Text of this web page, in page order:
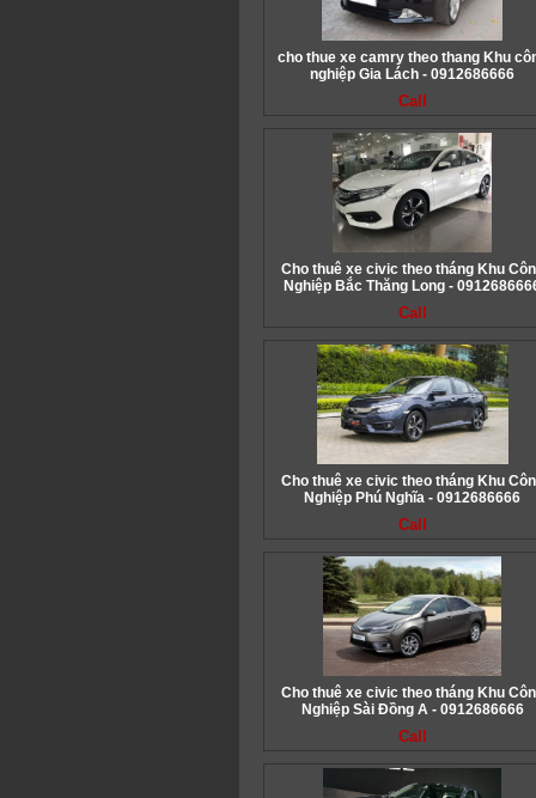
cho thue xe camry theo thang Khu
nghiệp Gia Lách - 0912686666
Call
Cho thuê xe civic theo tháng Khu
Nghiệp Bắc Thăng Long -
Call
Cho thuê xe civic theo tháng Khu
Nghiệp Phú Nghĩa - 0912686666
Call
Cho thuê xe civic theo tháng Khu
Nghiệp Sài Đồng A - 0912686666
Call